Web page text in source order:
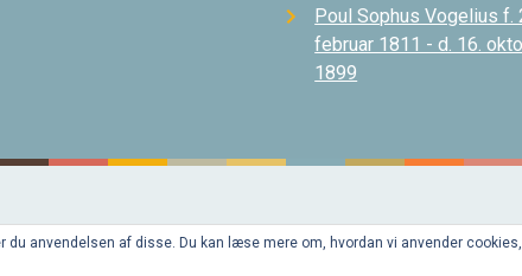
Poul Sophus Vogelius f.
februar 1811 - d. 16.
1899
anvendelsen af disse. Du kan læse mere om, hvordan vi anvender